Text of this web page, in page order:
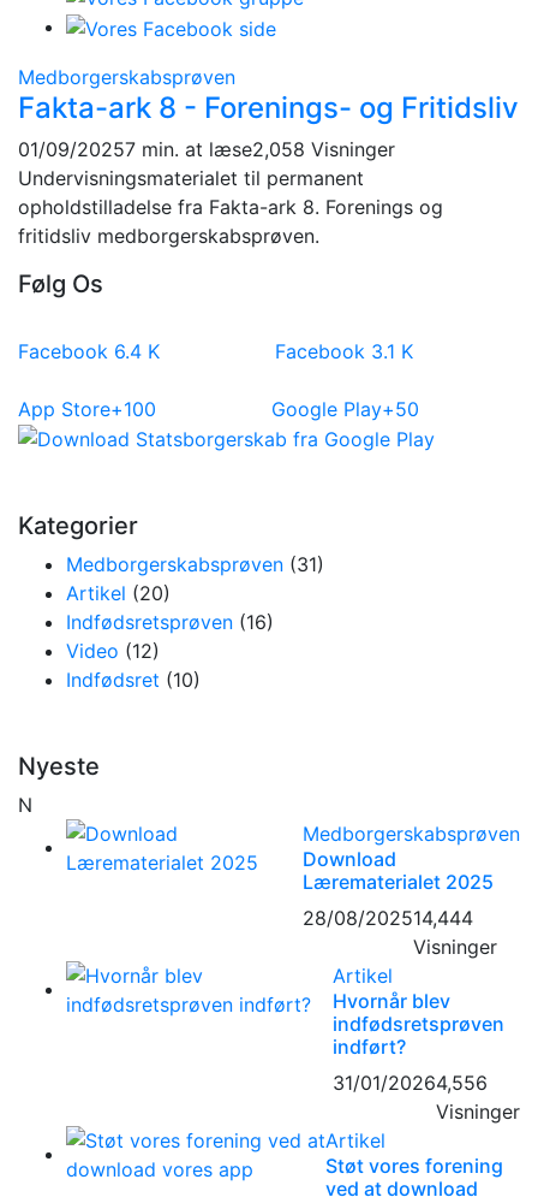
Medborgerskabsprøven
Fakta-ark 8 - Forenings- og Fritidsliv
01/09/20257 min. at læse2,058 Visninger
Undervisningsmaterialet til permanent
opholdstilladelse fra Fakta-ark 8. Forenings og
fritidsliv medborgerskabsprøven.
Følg Os
Facebook 6.4 K Facebook 3.1 K
App Store+100 Google Play+50
Kategorier
Medborgerskabsprøven (31)
Artikel (20)
Indfødsretsprøven (16)
Video (12)
Indfødsret (10)
Nyeste
N
Medborgerskabsprøven
Download
Lærematerialet 2025
28/08/202514,444
Visninger
Artikel
Hvornår blev
indfødsretsprøven
indført?
31/01/20264,556
Visninger
Artikel
Støt vores forening
ved at download